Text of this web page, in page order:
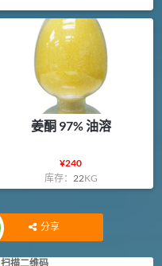
姜酮 97% 油溶
¥240
库存： 22KG
分享